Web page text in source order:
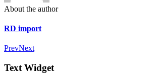
About the author
RD import
PrevNext
Text Widget